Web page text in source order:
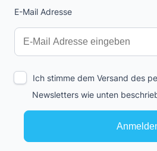
E-Mail Adresse
Interests
Amount
Ich stimme dem Versand des
Newsletters wie unten